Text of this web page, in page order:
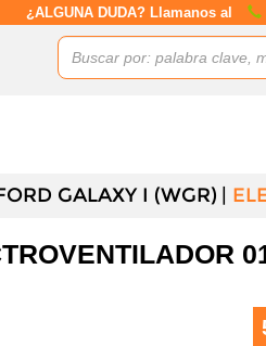
¿ALGUNA DUDA? Llamanos al
GALAXY I (WGR)